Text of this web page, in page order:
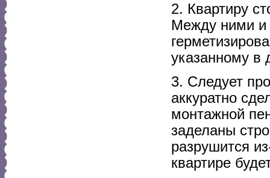
2. Квартиру
Между ними и
указанному в
3. Следует
аккуратно
монтажной
заделаны
разрушится
квартире